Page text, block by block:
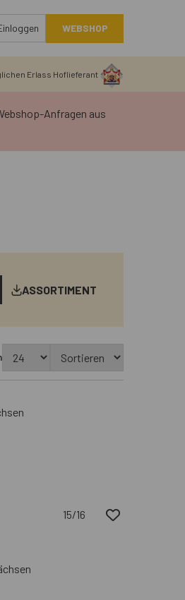
WEBSHOP
Erlass Hoflieferant
Anfragen aus
ASSORTIMENT
15/16